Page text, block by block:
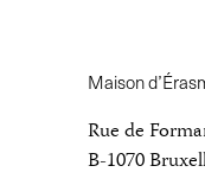
Maison
Rue de
B-1070